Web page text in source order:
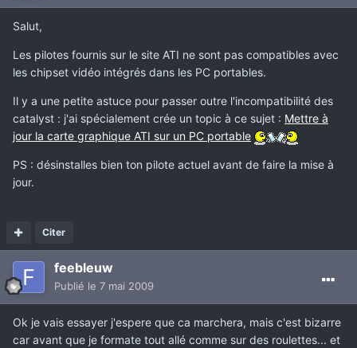
Salut,
Les pilotes fournis sur le site ATI ne sont pas compatibles avec
les chipset vidéo intégrés dans les PC portables.
Il y a une petite astuce pour passer outre l'incompatibilité des
catalyst : j'ai spécialement crée un topic à ce sujet : Mettre à
jour la carte graphique ATI sur un PC portable
PS : désinstalles bien ton pilote actuel avant de faire la mise à
jour.
Citer
feebleuw
Publié le 7 mai 2009
Ok je vais essayer j'espere que ca marchera, mais c'est bizarre
car avant que je formate tout allé comme sur des roulettes... et